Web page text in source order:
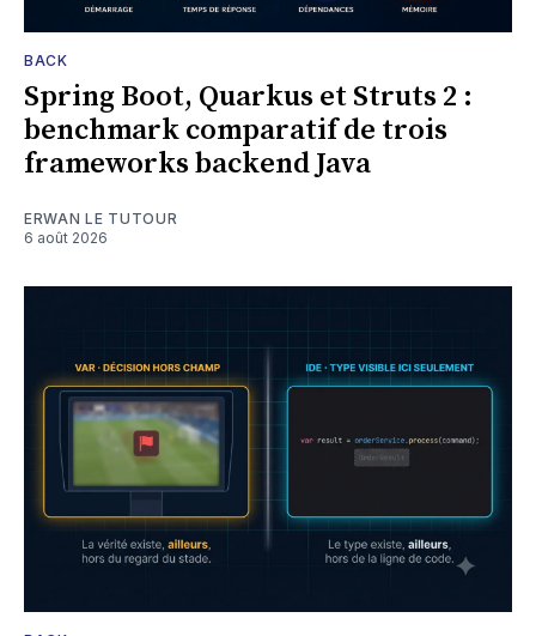
BACK
Spring Boot, Quarkus et Struts 2 :
benchmark comparatif de trois
frameworks backend Java
ERWAN LE TUTOUR
6 août 2026